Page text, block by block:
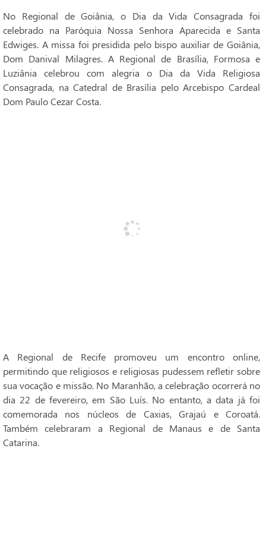
No Regional de Goiânia, o Dia da Vida Consagrada foi
celebrado na Paróquia Nossa Senhora Aparecida e Santa
Edwiges. A missa foi presidida pelo bispo auxiliar de Goiânia,
Dom Danival Milagres. A Regional de Brasília, Formosa e
Luziânia celebrou com alegria o Dia da Vida Religiosa
Consagrada, na Catedral de Brasília pelo Arcebispo Cardeal
Dom Paulo Cezar Costa.
A Regional de Recife promoveu um encontro online,
permitindo que religiosos e religiosas pudessem refletir sobre
sua vocação e missão. No Maranhão, a celebração ocorrerá no
dia 22 de fevereiro, em São Luís. No entanto, a data já foi
comemorada nos núcleos de Caxias, Grajaú e Coroatá.
Também celebraram a Regional de Manaus e de Santa
Catarina.